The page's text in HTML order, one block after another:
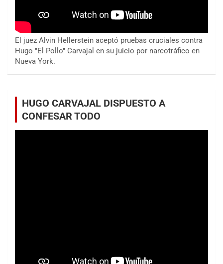
El juez Alvin Hellerstein aceptó pruebas cruciales contra
Hugo "El Pollo" Carvajal en su juicio por narcotráfico en
Nueva York.
HUGO CARVAJAL DISPUESTO A
CONFESAR TODO